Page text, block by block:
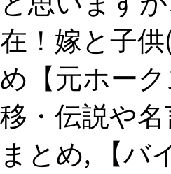
在！嫁と子
め【元ホー
移・伝説や
まとめ, 【バ